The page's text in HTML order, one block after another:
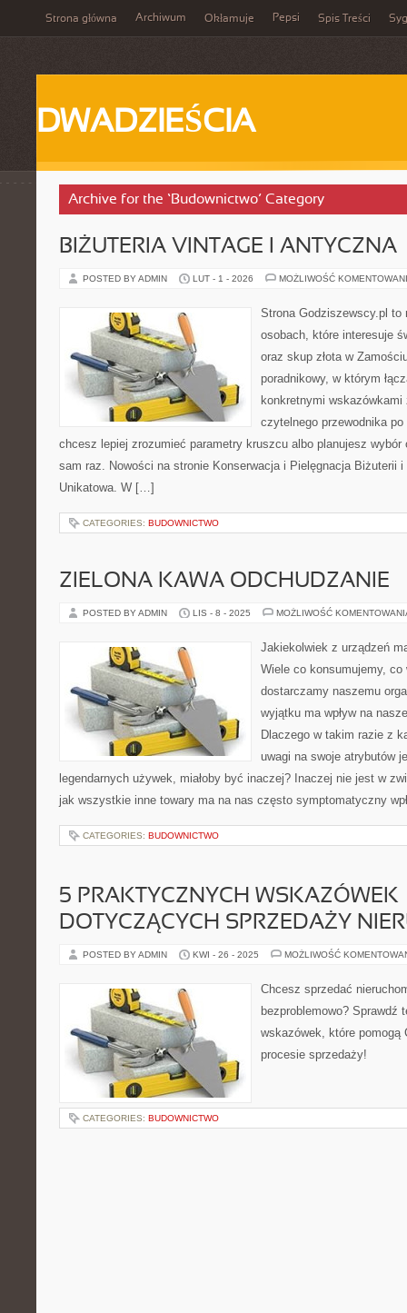
Strona główna Archiwum Okłamuje Pepsi Spis Treści
DWADZIEŚCIA
Archive for the ‘Budownictwo’ Category
BIŻUTERIA VINTAGE I ANTYCZNA
POSTED BY ADMIN LUT - 1 - 2026 MOŻLIWOŚĆ
Strona Godziszewscy.pl
osobach, które interesuje
oraz skup złota w
poradnikowy, w którym
konkretnymi
czytelnego przewodnika
chcesz lepiej zrozumieć parametry kruszcu albo planujesz
sam raz. Nowości na stronie Konserwacja i Pielęgnacja Biżuterii
Unikatowa. W […]
CATEGORIES: BUDOWNICTWO
ZIELONA KAWA ODCHUDZANIE
POSTED BY ADMIN LIS - 8 - 2025 MOŻLIWOŚĆ
Jakiekolwiek z urządzeń
Wiele co konsumujemy,
dostarczamy naszemu
wyjątku ma wpływ na
Dlaczego w takim razie z
uwagi na swoje atrybutów
legendarnych używek, miałoby być inaczej? Inaczej nie jest w
jak wszystkie inne towary ma na nas często symptomatyczny
CATEGORIES: BUDOWNICTWO
5 PRAKTYCZNYCH WSKAZÓWEK
DOTYCZĄCYCH SPRZEDAŻY
POSTED BY ADMIN KWI - 26 - 2025 MOŻLIWOŚĆ
Chcesz sprzedać
bezproblemowo? Sprawdź
wskazówek, które pomogą
procesie sprzedaży!
CATEGORIES: BUDOWNICTWO